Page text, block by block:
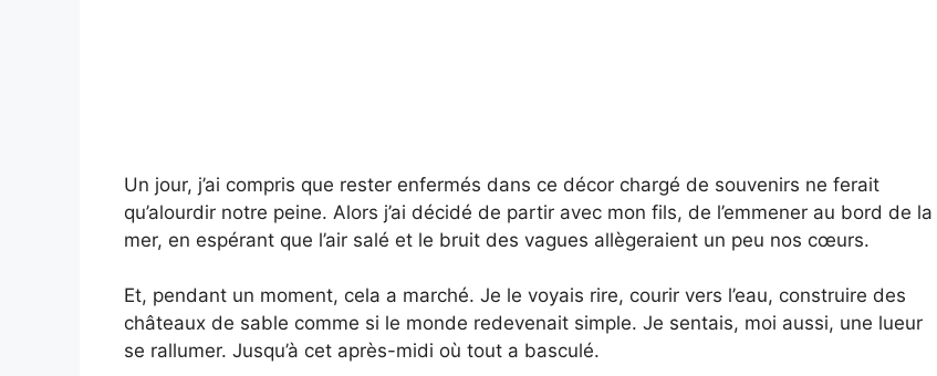
Un jour, j’ai compris que rester enfermés dans ce décor chargé de souvenirs ne ferait
qu’alourdir notre peine. Alors j’ai décidé de partir avec mon fils, de l’emmener au bord de la
mer, en espérant que l’air salé et le bruit des vagues allègeraient un peu nos cœurs.
Et, pendant un moment, cela a marché. Je le voyais rire, courir vers l’eau, construire des
châteaux de sable comme si le monde redevenait simple. Je sentais, moi aussi, une lueur
se rallumer. Jusqu’à cet après-midi où tout a basculé.